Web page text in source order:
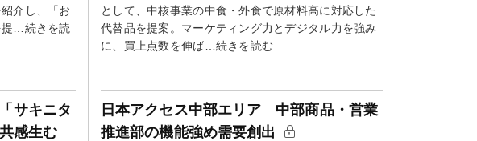
介し、「お
提…続きを読
として、中核事業の中食・外食で原材料高に対応した
代替品を提案。マーケティング力とデジタル力を強み
に、買上点数を伸ば…続きを読む
サキニタ
感生む
日本アクセス中部エリア 中部商品・営業
推進部の機能強め需要創出